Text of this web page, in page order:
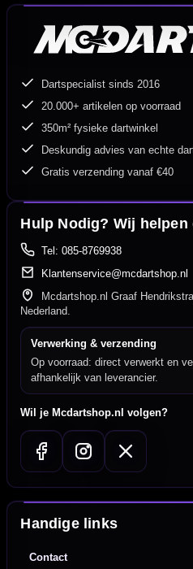
Dartspecialist sinds 2016
20.000+ artikelen op voorraad
350m² fysieke dartwinkel
Deskundig advies van echte
Gratis verzending vanaf €40
Hulp Nodig? Wij helpen
Tel: 085-8769938
Klantenservice@mcdartshop.nl
Mcdartshop.nl Graaf
Nederland.
Verwerking & verzending
Op voorraad: direct verwerkt en
afhankelijk van leverancier.
Wil je Mcdartshop.nl volgen?
Handige links
Contact